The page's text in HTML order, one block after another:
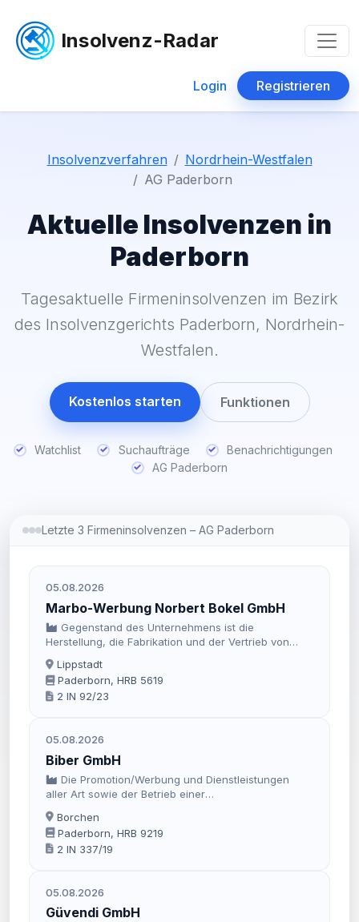
Insolvenz-Radar
Login Registrieren
Insolvenzverfahren
Nordrhein-Westfalen
AG Paderborn
Aktuelle Insolvenzen in
Paderborn
Tagesaktuelle Firmeninsolvenzen im Bezirk
des Insolvenzgerichts Paderborn, Nordrhein-
Westfalen.
Kostenlos starten Funktionen
Watchlist Suchaufträge
Benachrichtigungen
AG Paderborn
Letzte 3 Firmeninsolvenzen – AG Paderborn
05.08.2026
Marbo-Werbung Norbert Bokel GmbH
Gegenstand des Unternehmens ist die
Herstellung, die Fabrikation und der Vertrieb von
Werbemitteln und Drucksachen. Die Gesellschaft ist
berechtigt, Geschäfte ähnlicher Art zu tätigen, sich
an anderen Unternehmen mit gleichem oder
ähnlichem Zweck zu beteiligen oder deren
Lippstadt
Paderborn, HRB 5619
2 IN 92/23
05.08.2026
Biber GmbH
Die Promotion/Werbung und Dienstleistungen
aller Art sowie der Betrieb einer
Dachdecker/Zimmerei sowie Abbruch und
Sanierungsarbeiten.
Borchen
Paderborn, HRB 9219
2 IN 337/19
05.08.2026
Güvendi GmbH